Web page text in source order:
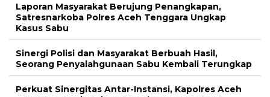
Laporan Masyarakat Berujung Penangkapan,
Satresnarkoba Polres Aceh Tenggara Ungkap
Kasus Sabu
Sinergi Polisi dan Masyarakat Berbuah Hasil,
Seorang Penyalahgunaan Sabu Kembali Terungkap
Perkuat Sinergitas Antar-Instansi, Kapolres Aceh